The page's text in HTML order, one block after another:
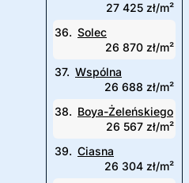
27 425 zł/m²
36. Solec
26 870 zł/m²
37. Wspólna
26 688 zł/m²
38. Boya-Żeleńskiego
26 567 zł/m²
39. Ciasna
26 304 zł/m²